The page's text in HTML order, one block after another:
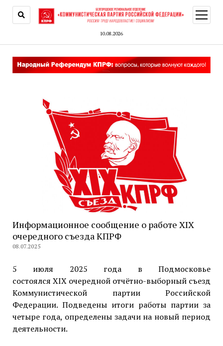
10.08.2026
меню
Информационное сообщение о работе XIX
очередного съезда КПРФ
08.07.2025
5 июля 2025 года в Подмосковье
состоялся XIX очередной отчётно-выборный съезд
Коммунистической партии Российской
Федерации. Подведены итоги работы партии за
четыре года, определены задачи на новый период
деятельности.